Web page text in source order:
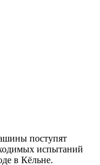
поступят
испытаний
в Кёльне.